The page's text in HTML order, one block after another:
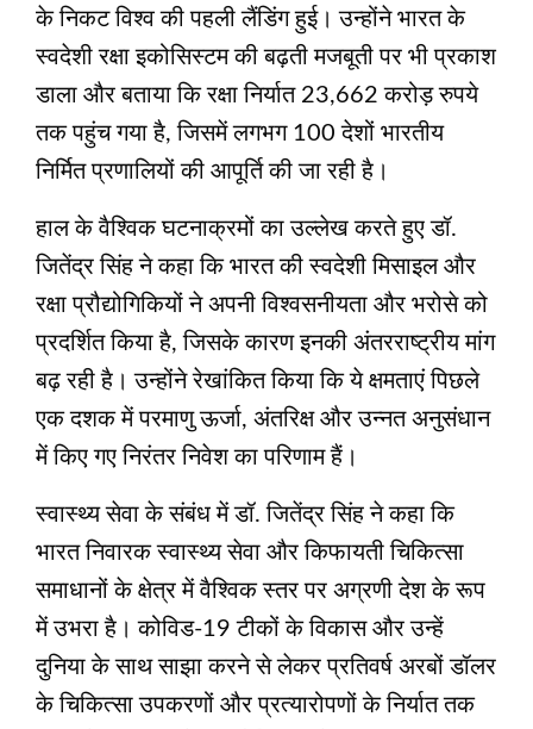
के निकट विश्व की पहली लैंडिंग हुई। उन्होंने भारत के
स्वदेशी रक्षा इकोसिस्‍टम की बढ़ती मजबूती पर भी प्रकाश
डाला और बताया कि रक्षा निर्यात 23,662 करोड़ रुपये
तक पहुंच गया है, जिसमें लगभग 100 देशों भारतीय
निर्मित प्रणालियों की आपूर्ति की जा रही है।
हाल के वैश्विक घटनाक्रमों का उल्‍लेख करते हुए डॉ.
जितेंद्र सिंह ने कहा कि भारत की स्वदेशी मिसाइल और
रक्षा प्रौद्योगिकियों ने अपनी विश्वसनीयता और भरोसे को
प्रदर्शित किया है, जिसके कारण इनकी अंतरराष्ट्रीय मांग
बढ़ रही है। उन्होंने रेखांकित किया कि ये क्षमताएं पिछले
एक दशक में परमाणु ऊर्जा, अंतरिक्ष और उन्नत अनुसंधान
में किए गए निरंतर निवेश का परिणाम हैं।
स्वास्थ्य सेवा के संबंध में डॉ. जितेंद्र सिंह ने कहा कि
भारत निवारक स्वास्थ्य सेवा और किफायती चिकित्सा
समाधानों के क्षेत्र में वैश्विक स्तर पर अग्रणी देश के रूप
में उभरा है। कोविड-19 टीकों के विकास और उन्हें
दुनिया के साथ साझा करने से लेकर प्रतिवर्ष अरबों डॉलर
के चिकित्सा उपकरणों और प्रत्यारोपणों के निर्यात तक